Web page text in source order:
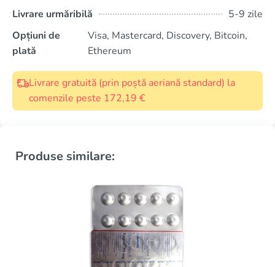
Livrare urmăribilă
5-9 zile
Opțiuni de
plată
Visa, Mastercard, Discovery, Bitcoin,
Ethereum
Livrare gratuită (prin poștă aeriană standard) la
comenzile peste 172,19 €
Produse similare: